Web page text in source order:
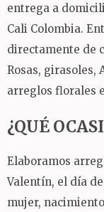
entrega a
Cali Colombia.
directamente de
Rosas, girasoles,
arreglos florales
¿QUÉ
Elaboramos
Valentín, el día
mujer,